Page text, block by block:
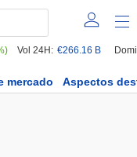
Vol 24H: €266.16 B
mercado Aspectos